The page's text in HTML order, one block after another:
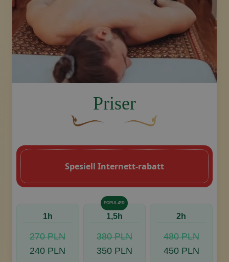
Foreta bestilling, kontakt oss
Priser
Spesiell Internett-rabatt
1h
270 PLN
240 PLN
POPULÆR
1,5h
380 PLN
350 PLN
2h
480 PLN
450 PLN